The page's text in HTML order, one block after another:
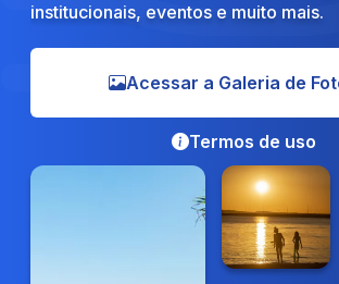
institucionais, eventos e muito mais.
Termos de uso
Acessar a Galeria de